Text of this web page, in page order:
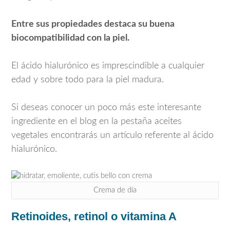
Entre sus propiedades destaca su buena
biocompatibilidad con la piel.
El ácido hialurónico es imprescindible a cualquier
edad y sobre todo para la piel madura.
Si deseas conocer un poco más este interesante
ingrediente en el blog en la pestaña aceites
vegetales encontrarás un artículo referente al ácido
hialurónico.
Crema de día
Retinoides, retinol o vitamina A